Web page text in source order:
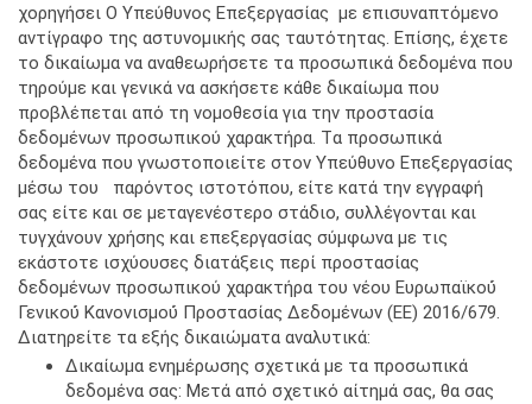
χορηγήσει Ο Υπεύθυνος Επεξεργασίας με επισυναπτόμενο
αντίγραφο της αστυνομικής σας ταυτότητας. Επίσης, έχετε
το δικαίωμα να αναθεωρήσετε τα προσωπικά δεδομένα που
τηρούμε και γενικά να ασκήσετε κάθε δικαίωμα που
προβλέπεται από τη νομοθεσία για την προστασία
δεδομένων προσωπικού χαρακτήρα. Tα προσωπικά
δεδομένα που γνωστοποιείτε στον Υπεύθυνο Επεξεργασίας
μέσω του παρόντος ιστοτόπου, είτε κατά την εγγραφή
σας είτε και σε μεταγενέστερο στάδιο, συλλέγονται και
τυγχάνουν χρήσης και επεξεργασίας σύμφωνα με τις
εκάστοτε ισχύουσες διατάξεις περί προστασίας
δεδομένων προσωπικού χαρακτήρα του νέου Ευρωπαϊκού́
Γενικού́ Κανονισμού́ Προστασίας Δεδομένων (ΕΕ) 2016/679.
Διατηρείτε τα εξής δικαιώματα αναλυτικά:
Δικαίωμα ενημέρωσης σχετικά με τα προσωπικά
δεδομένα σας: Μετά από σχετικό αίτημά σας, θα σας